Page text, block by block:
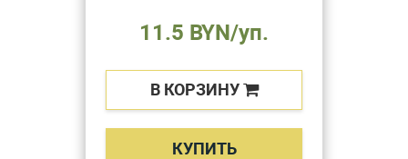
11.5 BYN/уп.
В КОРЗИНУ
КУПИТЬ